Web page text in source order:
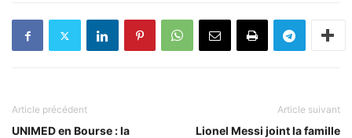
Article précédent
UNIMED en Bourse : la
Article suivant
Lionel Messi joint la famille